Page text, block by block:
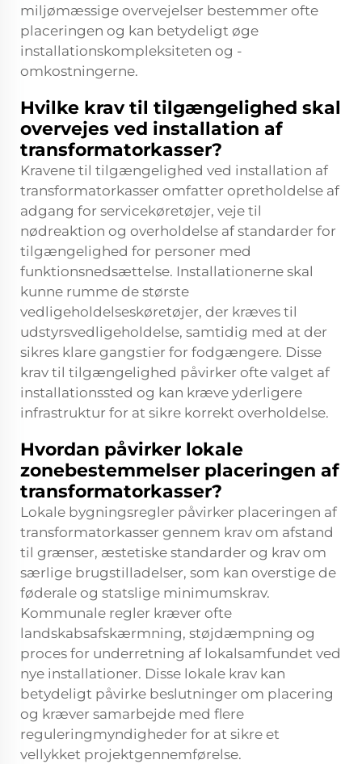
miljømæssige overvejelser bestemmer ofte
placeringen og kan betydeligt øge
installationskompleksiteten og -
omkostningerne.
Hvilke krav til tilgængelighed skal
overvejes ved installation af
transformatorkasser?
Kravene til tilgængelighed ved installation af
transformatorkasser omfatter opretholdelse af
adgang for servicekøretøjer, veje til
nødreaktion og overholdelse af standarder for
tilgængelighed for personer med
funktionsnedsættelse. Installationerne skal
kunne rumme de største
vedligeholdelseskøretøjer, der kræves til
udstyrsvedligeholdelse, samtidig med at der
sikres klare gangstier for fodgængere. Disse
krav til tilgængelighed påvirker ofte valget af
installationssted og kan kræve yderligere
infrastruktur for at sikre korrekt overholdelse.
Hvordan påvirker lokale
zonebestemmelser placeringen af
transformatorkasser?
Lokale bygningsregler påvirker placeringen af
transformatorkasser gennem krav om afstand
til grænser, æstetiske standarder og krav om
særlige brugstilladelser, som kan overstige de
føderale og statslige minimumskrav.
Kommunale regler kræver ofte
landskabsafskærmning, støjdæmpning og
proces for underretning af lokalsamfundet ved
nye installationer. Disse lokale krav kan
betydeligt påvirke beslutninger om placering
og kræver samarbejde med flere
reguleringmyndigheder for at sikre et
vellykket projektgennemførelse.